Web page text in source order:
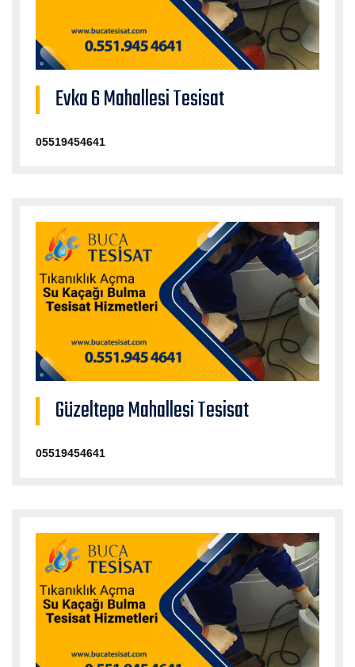
Evka 6 Mahallesi Tesisat
05519454641
Güzeltepe Mahallesi Tesisat
05519454641